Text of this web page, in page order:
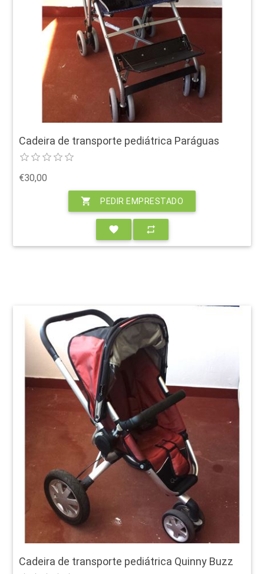
Cadeira de transporte pediátrica Paráguas
€30,00
shopping_cart PEDIR EMPRESTADO
favorite repeat
Cadeira de transporte pediátrica Quinny Buzz